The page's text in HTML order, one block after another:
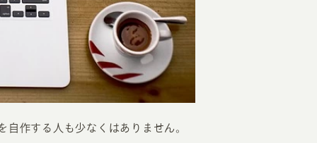
自作する人も少なくはありません。